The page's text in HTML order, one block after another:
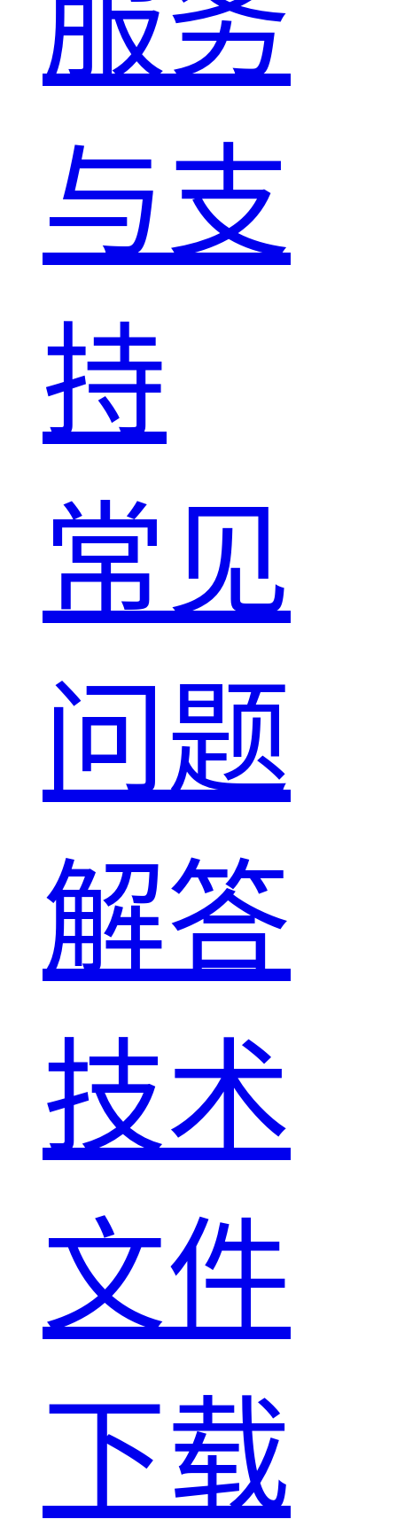
与支
持
常见
问题
解答
技术
文件
下载